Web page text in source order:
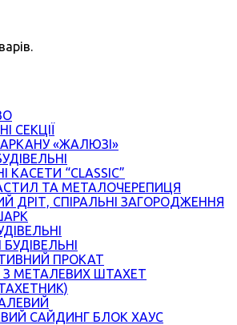
СЕКЦІЇ
«ЖАЛЮЗІ»
КАСЕТИ “CLASSIC”
ТА МЕТАЛОЧЕРЕПИЦЯ
ДРІТ, СПІРАЛЬНІ ЗАГОРОДЖЕННЯ
БУДІВЕЛЬНІ
ПРОКАТ
З МЕТАЛЕВИХ ШТАХЕТ
САЙДИНГ БЛОК ХАУС